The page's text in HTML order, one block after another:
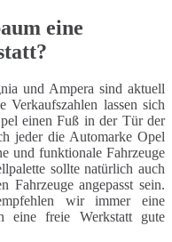
eine
und Ampera sind aktuell
lassen sich
einen Fuß in der Tür der
jeder die Automarke Opel
und funktionale Fahrzeuge
sollte natürlich auch
Fahrzeuge angepasst sein.
wir immer eine
eine freie Werkstatt gute